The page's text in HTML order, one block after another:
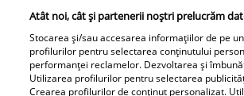
Contact
Politica de cookies
Viva
Atât noi, cât și partenerii noștri prelucrăm
Stocarea și/sau accesarea informațiilor de pe
profilurilor pentru selectarea conținutului
performanței reclamelor. Dezvoltarea și
Utilizarea profilurilor pentru selectarea
Crearea profilurilor de conținut personalizat.